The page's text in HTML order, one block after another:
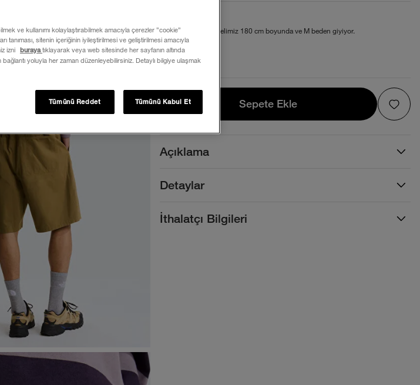
Normal kesim. Modelimiz 180 cm boyunda ve M beden giyiyor.
Beden Tablosu
Sepete Ekle
Sepete Ekle
Açıklama
Detaylar
İthalatçı Bilgileri
ve kullanımı kolaylaştırabilmek amacıyla çerezler ”cookie”
tanıması, sitenin içeriğinin iyileştirilmesi ve geliştirilmesi amacıyla
izni
burayatıklayarak veya web sitesinde her sayfanın altında
yoluyla her zaman düzenleyebilirsiniz. Detaylı bilgiye ulaşmak
Tümünü Reddet Tümünü Kabul Et